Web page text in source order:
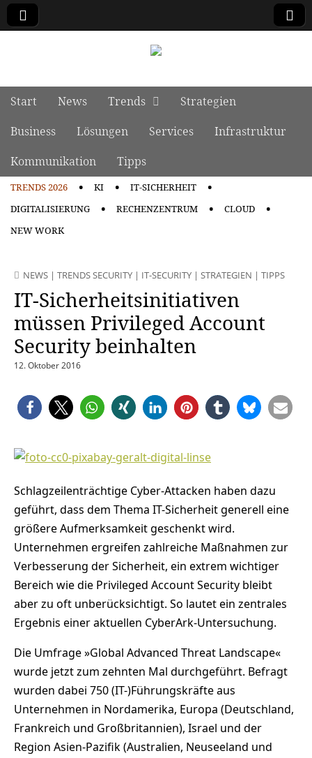
Main menu
Skip to content
Start News Trends
Strategien
Business
Lösungen Services
Infrastruktur
Kommunikation
Tipps
TRENDS 2026 KI
IT-SICHERHEIT
DIGITALISIERUNG
RECHENZENTRUM
CLOUD
NEW WORK
NEWS | TRENDS SECURITY | IT-SECURITY | STRATEGIEN | TIPPS
IT-Sicherheitsinitiativen
müssen Privileged Account
Security beinhalten
12. Oktober 2016
Schlagzeilenträchtige Cyber-Attacken haben dazu
geführt, dass dem Thema IT-Sicherheit generell eine
größere Aufmerksamkeit geschenkt wird.
Unternehmen ergreifen zahlreiche Maßnahmen zur
Verbesserung der Sicherheit, ein extrem wichtiger
Bereich wie die Privileged Account Security bleibt
aber zu oft unberücksichtigt. So lautet ein zentrales
Ergebnis einer aktuellen CyberArk-Untersuchung.
Die Umfrage »Global Advanced Threat Landscape«
wurde jetzt zum zehnten Mal durchgeführt. Befragt
wurden dabei 750 (IT-)Führungskräfte aus
Unternehmen in Nordamerika, Europa (Deutschland,
Frankreich und Großbritannien), Israel und der
Region Asien-Pazifik (Australien, Neuseeland und